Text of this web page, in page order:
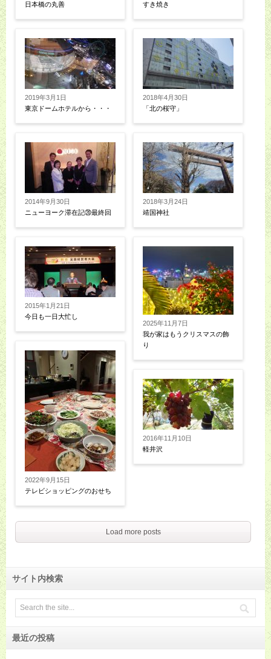
日本橋の丸善
2019年3月1日
東京ドームホテルから・・・
2014年9月30日
ニューヨーク滞在記⑳最終回
2015年1月21日
今日も一日大忙し
2022年9月15日
テレビショッピングのおせち
すき焼き
2018年4月30日
「北の桜守」
2018年3月24日
靖国神社
2025年11月7日
我が家はもうクリスマスの飾
り
2016年11月10日
軽井沢
Load more posts
サイト内検索
最近の投稿